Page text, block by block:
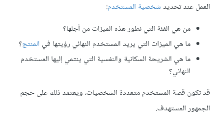
العمل عند تحديدشخصية المستخدم:
من هي الفئة التي نطور هذه الميزات من أجلها؟
ما هي الميزات التي يريد المستخدم النهائي رؤيتها في المنتج؟
ما هي الشريحة السكانية والنفسية التي ينتمي إليها المستخدم
النهائي؟
قد تكون قصة المستخدم متعددة الشخصيات، ويعتمد ذلك على حجم
الجمهور المستهدف.